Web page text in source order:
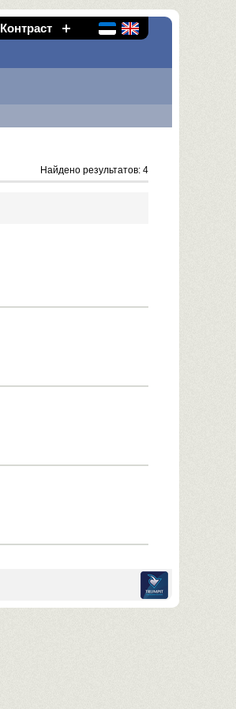
Контраст
Найдено результатов: 4